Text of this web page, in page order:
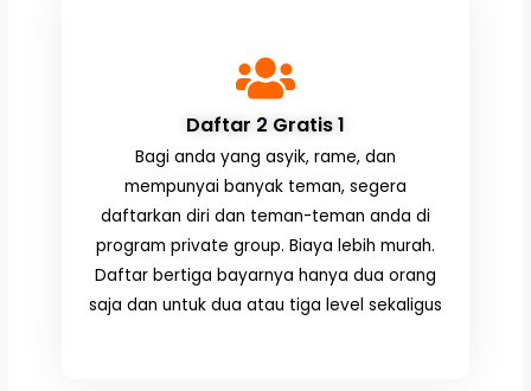
Daftar 2 Gratis 1
Bagi anda yang asyik, rame, dan
mempunyai banyak teman, segera
daftarkan diri dan teman-teman anda di
program private group. Biaya lebih murah.
Daftar bertiga bayarnya hanya dua orang
saja dan untuk dua atau tiga level sekaligus